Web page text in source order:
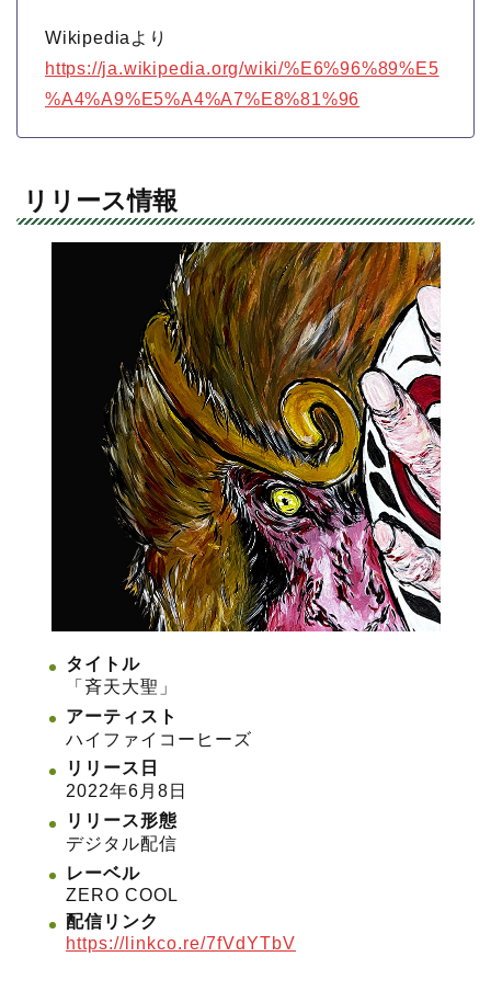
Wikipediaより
https://ja.wikipedia.org/wiki/%E6%96%89%E5
%A4%A9%E5%A4%A7%E8%81%96
リリース情報
タイトル
「斉天大聖」
アーティスト
ハイファイコーヒーズ
リリース日
2022年6月8日
リリース形態
デジタル配信
レーベル
ZERO COOL
配信リンク
https://linkco.re/7fVdYTbV